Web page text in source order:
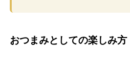
おつまみとしての楽しみ方